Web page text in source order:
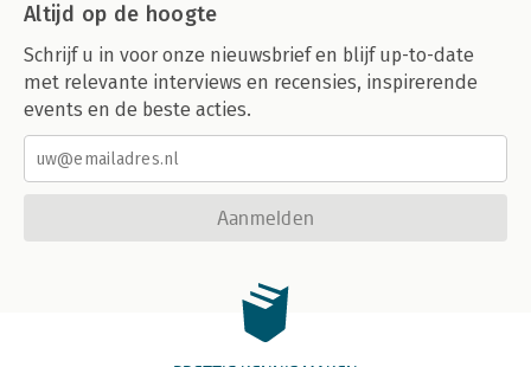
Altijd op de hoogte
Schrijf u in voor onze nieuwsbrief en blijf up-to-date
met relevante interviews en recensies, inspirerende
events en de beste acties.
Aanmelden